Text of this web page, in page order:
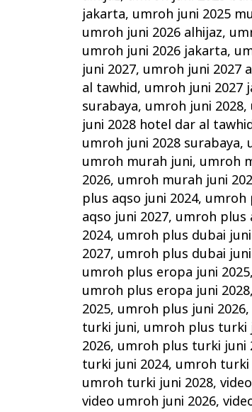
jakarta, umroh juni 2025
umroh juni 2026 alhijaz,
umroh juni 2026 jakarta,
juni 2027, umroh juni 2027
al tawhid, umroh juni 2027
surabaya, umroh juni 2028,
juni 2028 hotel dar al
umroh juni 2028 surabaya,
umroh murah juni, umroh
2026, umroh murah juni
plus aqso juni 2024, umroh
aqso juni 2027, umroh plus
2024, umroh plus dubai
2027, umroh plus dubai
umroh plus eropa juni 2025,
umroh plus eropa juni 2028,
2025, umroh plus juni 2026,
turki juni, umroh plus turki
2026, umroh plus turki juni
turki juni 2024, umroh turki
umroh turki juni 2028,
video umroh juni 2026,